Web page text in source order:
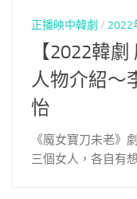
正播映中韓劇 / 2022
【2022韓
人物介紹～
怡
《魔女寶刀未老》
三個女人，各自有